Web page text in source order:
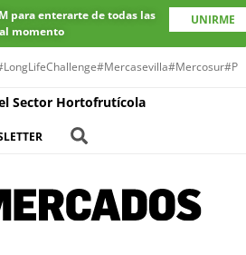
para enterarte de todas las
momento
UNIRME
#Mercasevilla#Mercosur
Sector Hortofrutícola